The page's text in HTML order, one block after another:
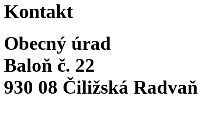
Kontakt
Obecný úrad
Baloň č. 22
930 08 Čiližská Radvaň